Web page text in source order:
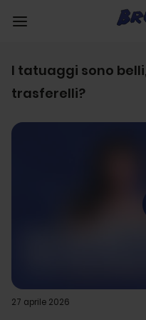
I tatuaggi sono
trasferelli?
27 aprile 2026